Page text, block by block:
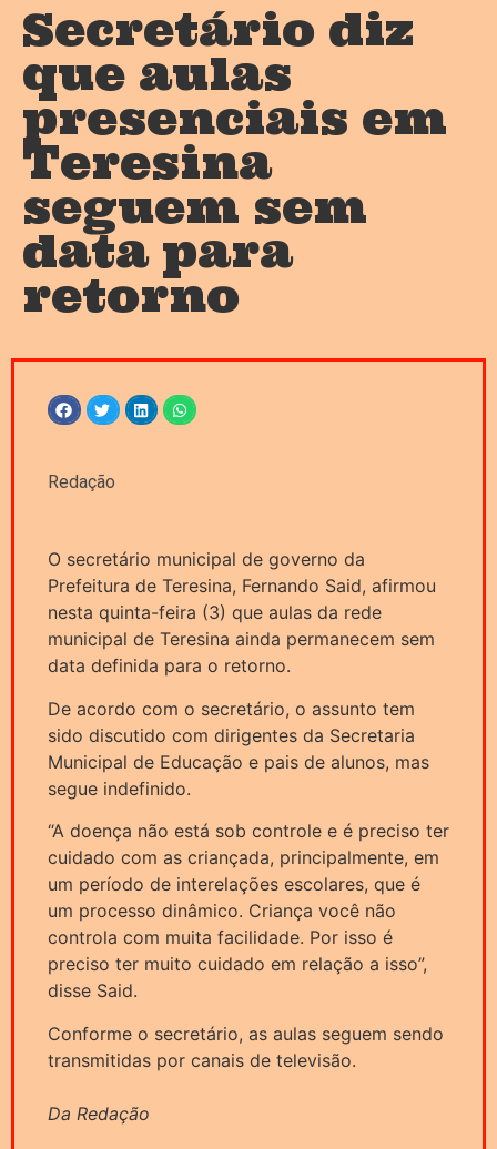
Secretário diz
que aulas
presenciais em
Teresina
seguem sem
data para
retorno
Redação
O secretário municipal de governo da
Prefeitura de Teresina, Fernando Said, afirmou
nesta quinta-feira (3) que aulas da rede
municipal de Teresina ainda permanecem sem
data definida para o retorno.
De acordo com o secretário, o assunto tem
sido discutido com dirigentes da Secretaria
Municipal de Educação e pais de alunos, mas
segue indefinido.
“A doença não está sob controle e é preciso ter
cuidado com as criançada, principalmente, em
um período de interelações escolares, que é
um processo dinâmico. Criança você não
controla com muita facilidade. Por isso é
preciso ter muito cuidado em relação a isso”,
disse Said.
Conforme o secretário, as aulas seguem sendo
transmitidas por canais de televisão.
Da Redação